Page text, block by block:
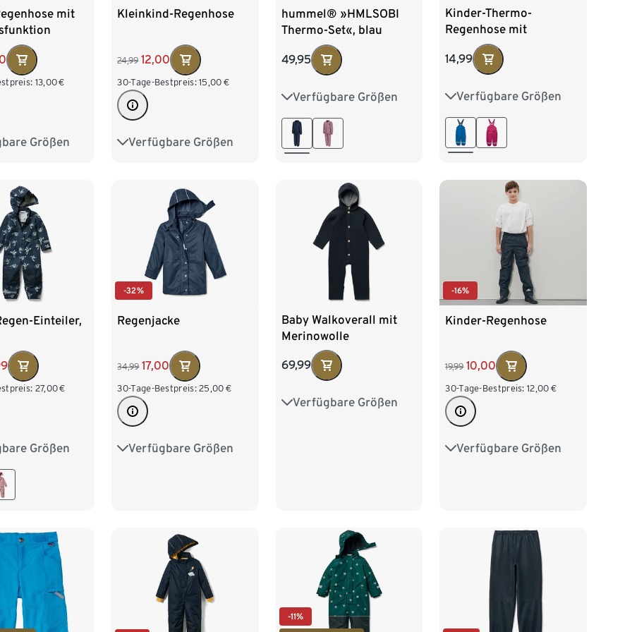
mit
13,00€
Größen
86/92
Kleinkind-Regenhose
24,99 12,00
30-Tage-Bestpreis: 15,00 €
Verfügbare Größen
86/92 98/104
hummel® »HMLSOBI
Thermo-Set«, blau
49,95
Verfügbare Größen
110 116 122 128
134 140
Kinder-Thermo-
Regenhose mit
Fleecefutter, blau
14,99
Verfügbare Größen
74/80 86/92
98/104
Einteiler,
27,00€
Größen
86/92
-32%
Regenjacke
34,99 17,00
30-Tage-Bestpreis: 25,00 €
Verfügbare Größen
86/92 98/104
Baby Walkoverall mit
Merinowolle
69,99
Verfügbare Größen
50/56 62/68 74/80
-16%
Kinder-Regenhose
19,99 10,00
30-Tage-Bestpreis: 12,00 €
Verfügbare Größen
110/116 122/128
-11%